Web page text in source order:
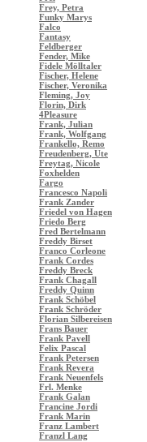
Frey, Petra
Funky Marys
Falco
Fantasy
Feldberger
Fender, Mike
Fidele Mölltaler
Fischer, Helene
Fischer, Veronika
Fleming, Joy
Florin, Dirk
4Pleasure
Frank, Julian
Frank, Wolfgang
Frankello, Remo
Freudenberg, Ute
Freytag, Nicole
Foxhelden
Fargo
Francesco Napoli
Frank Zander
Friedel von Hagen
Friedo Berg
Fred Bertelmann
Freddy Birset
Franco Corleone
Frank Cordes
Freddy Breck
Frank Chagall
Freddy Quinn
Frank Schöbel
Frank Schröder
Florian Silbereisen
Frans Bauer
Frank Pavell
Felix Pascal
Frank Petersen
Frank Revera
Frank Neuenfels
Frl. Menke
Frank Galan
Francine Jordi
Frank Marin
Franz Lambert
Franzl Lang